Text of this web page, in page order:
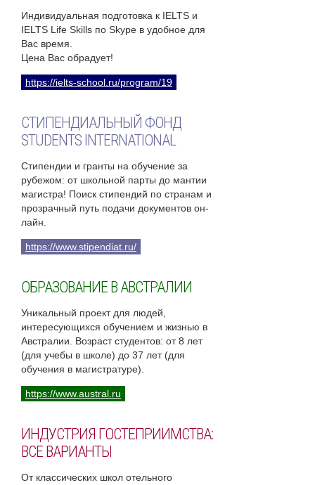
Индивидуальная подготовка к IELTS и
IELTS Life Skills по Skype в удобное для
Вас время.
Цена Вас обрадует!
https://ielts-school.ru/program/19
СТИПЕНДИАЛЬНЫЙ ФОНД
STUDENTS INTERNATIONAL
Стипендии и гранты на обучение за
рубежом: от школьной парты до мантии
магистра! Поиск стипендий по странам и
прозрачный путь подачи документов он-
лайн.
https://www.stipendiat.ru/
ОБРАЗОВАНИЕ В АВСТРАЛИИ
Уникальный проект для людей,
интересующихся обучением и жизнью в
Австралии. Возраст студентов: от 8 лет
(для учебы в школе) до 37 лет (для
обучения в магистратуре).
https://www.austral.ru
ИНДУСТРИЯ ГОСТЕПРИИМСТВА:
ВСЕ ВАРИАНТЫ
От классических школ отельного